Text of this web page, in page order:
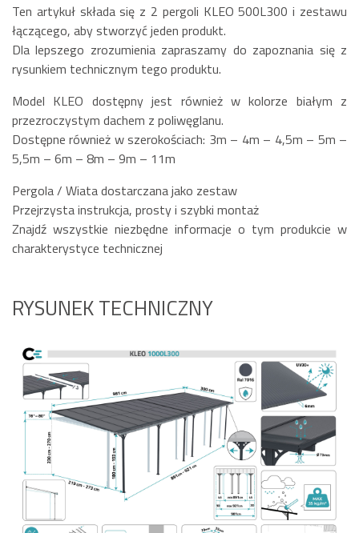
Ten artykuł składa się z 2 pergoli KLEO 500L300 i zestawu
łączącego, aby stworzyć jeden produkt.
Dla lepszego zrozumienia zapraszamy do zapoznania się z
rysunkiem technicznym tego produktu.
Model KLEO dostępny jest również w kolorze białym z
przezroczystym dachem z poliwęglanu.
Dostępne również w szerokościach: 3m – 4m – 4,5m – 5m –
5,5m – 6m – 8m – 9m – 11m
Pergola / Wiata dostarczana jako zestaw
Przejrzysta instrukcja, prosty i szybki montaż
Znajdź wszystkie niezbędne informacje o tym produkcie w
charakterystyce technicznej
RYSUNEK TECHNICZNY